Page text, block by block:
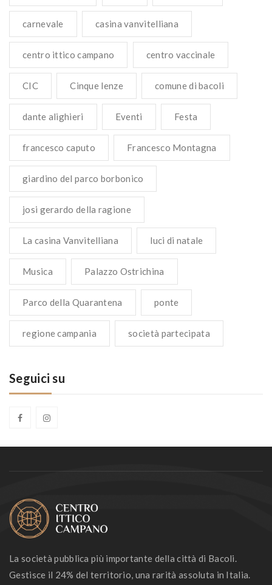
carnevale casina vanvitelliana
centro ittico campano centro vaccinale
CIC Cinque lenze comune di bacoli
dante alighieri Eventi Festa
francesco caputo Francesco Montagna
giardino del parco borbonico
josi gerardo della ragione
La casina Vanvitelliana luci di natale
Musica Palazzo Ostrichina
Parco della Quarantena ponte
regione campania società partecipata
Seguici su
La società pubblica più importante della città di Bacoli.
Gestisce il 24% del territorio, una rarità assoluta in Italia.